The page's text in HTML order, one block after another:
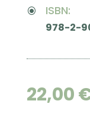
\ ISBN:
978-2-
22,00